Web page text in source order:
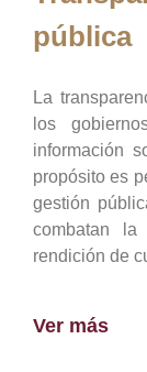
pública
La
los
información
propósito es
gestión
combatan la
rendición de
Ver más